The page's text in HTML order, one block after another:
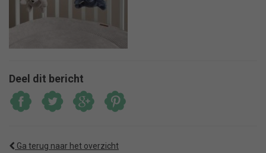
Deel dit bericht
Ga terug naar het overzicht